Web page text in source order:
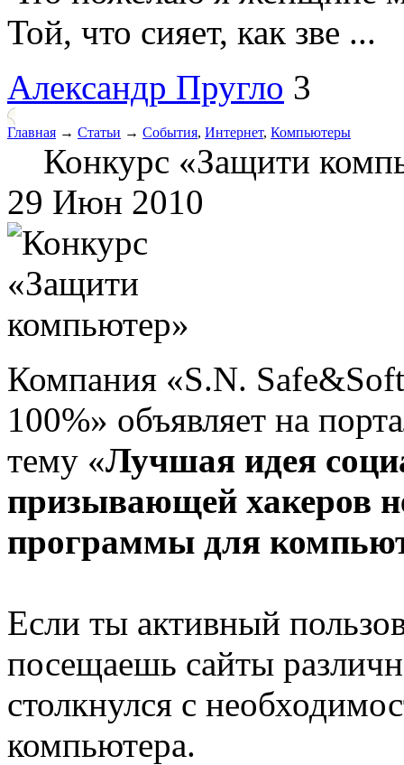
Той, что сияет, как зве ...
Александр Пругло 3
Главная → Статьи → События, Интернет, Компьютеры
Конкурс «Защити
29 Июн 2010
Компания «S.N.
100%» объявляет на
тему «Лучшая идея
призывающей хакеров
программы для
Если ты активный
посещаешь сайты
столкнулся с
компьютера.